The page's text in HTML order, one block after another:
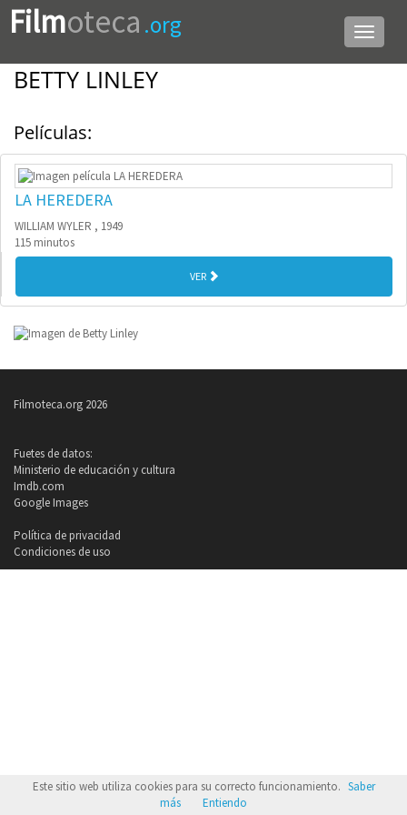
Menú
de
Filmoteca .org
BETTY LINLEY
Películas:
LA HEREDERA
WILLIAM WYLER , 1949
115 minutos
VER
Filmoteca.org 2026
Fuetes de datos:
Ministerio de educación y cultura
Imdb.com
Google Images
Política de privacidad
Condiciones de uso
Este sitio web utiliza cookies para su correcto funcionamiento. Saber
más
Entiendo